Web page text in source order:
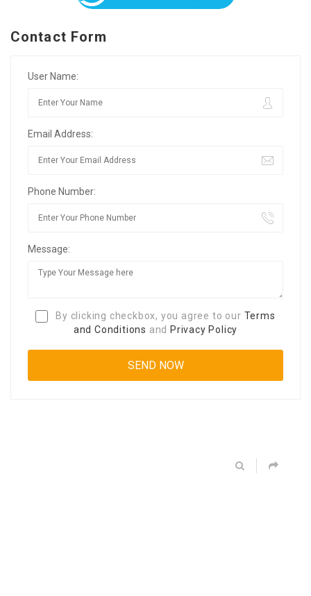
Contact Form
User Name:
Email Address:
Phone Number:
Message:
By clicking checkbox, you agree to our Terms
and Conditions and Privacy Policy